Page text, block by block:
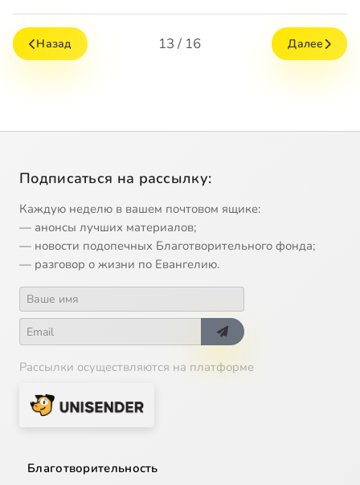
Назад 13 / 16 Далее
Подписаться на рассылку:
Каждую неделю в вашем почтовом ящике:
— анонсы лучших материалов;
— новости подопечных Благотворительного фонда;
— разговор о жизни по Евангелию.
Рассылки осуществляются на платформе
Благотворительность